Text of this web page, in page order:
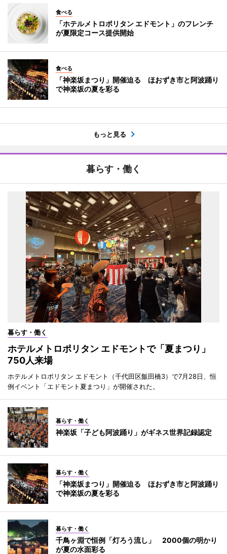
食べる
「ホテルメトロポリタン エドモント」のフレンチ
が夏限定コース提供開始
食べる
「神楽坂まつり」開催迫る ほおずき市と阿波踊り
で神楽坂の夏を彩る
もっと見る
暮らす・働く
暮らす・働く
ホテルメトロポリタン エドモントで「夏まつり」
750人来場
ホテルメトロポリタン エドモント（千代田区飯田橋3）で7月28日、恒
例イベント「エドモント夏まつり」が開催された。
暮らす・働く
神楽坂「子ども阿波踊り」がギネス世界記録認定
暮らす・働く
「神楽坂まつり」開催迫る ほおずき市と阿波踊り
で神楽坂の夏を彩る
暮らす・働く
千鳥ヶ淵で恒例「灯ろう流し」 2000個の明かり
が夏の水面彩る